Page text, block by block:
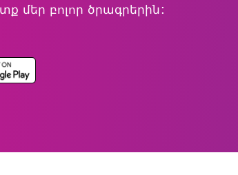
մեր բոլոր ծրագրերին: